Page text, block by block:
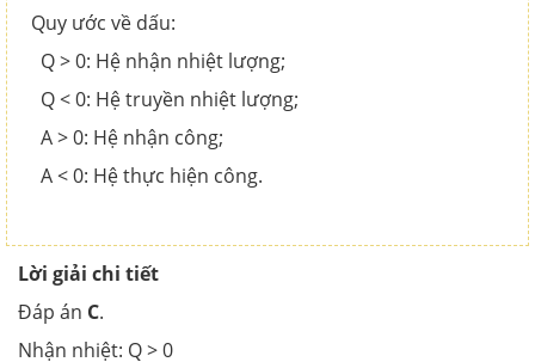
Quy ước về dấu:
Q > 0: Hệ nhận nhiệt lượng;
Q < 0: Hệ truyền nhiệt lượng;
A > 0: Hệ nhận công;
A < 0: Hệ thực hiện công.
Lời giải chi tiết
Đáp án C.
Nhận nhiệt: Q > 0